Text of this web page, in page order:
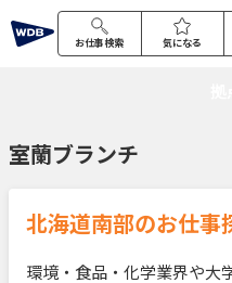
お仕事検索 気になる
室蘭ブランチ
北海道南部のお仕事
環境・食品・化学業界や大